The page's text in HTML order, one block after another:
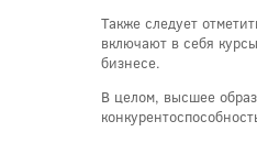
Также следует
включают в себя
бизнесе.
В целом, высшее